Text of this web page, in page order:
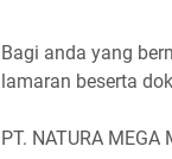
Bagi anda yang
lamaran beserta
PT. NATURA MEGA